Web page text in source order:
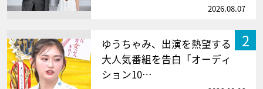
2026.08.07
2
ゆうちゃみ、出演を熱望する
大人気番組を告白「オーディ
ション10…